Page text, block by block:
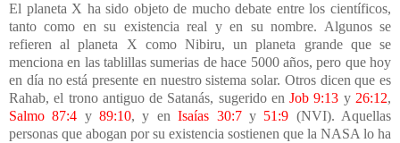
El planeta X ha sido objeto de mucho debate entre los científicos,
tanto como en su existencia real y en su nombre. Algunos se
refieren al planeta X como Nibiru, un planeta grande que se
menciona en las tablillas sumerias de hace 5000 años, pero que hoy
en día no está presente en nuestro sistema solar. Otros dicen que es
Rahab, el trono antiguo de Satanás, sugerido en Job 9:13 y 26:12,
Salmo 87:4 y89:10, y en Isaías 30:7 y 51:9 (NVI). Aquellas
personas que abogan por su existencia sostienen que la NASA lo ha